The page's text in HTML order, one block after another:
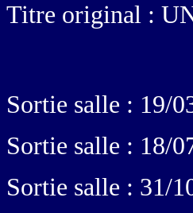
Titre original :
Sortie salle : 19/
Sortie salle : 18/
Sortie salle : 31/